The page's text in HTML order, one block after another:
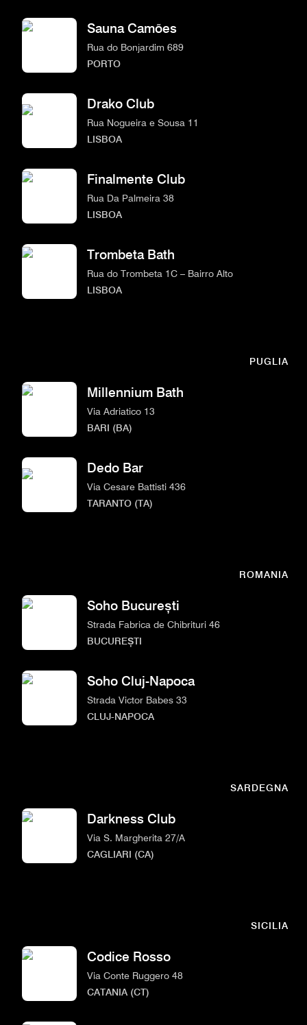
Sauna Camões
Rua do Bonjardim 689
PORTO
Drako Club
Rua Nogueira e Sousa 11
LISBOA
Finalmente Club
Rua Da Palmeira 38
LISBOA
Trombeta Bath
Rua do Trombeta 1C – Bairro Alto
LISBOA
PUGLIA
Millennium Bath
Via Adriatico 13
BARI (BA)
Dedo Bar
Via Cesare Battisti 436
TARANTO (TA)
ROMANIA
Soho București
Strada Fabrica de Chibrituri 46
BUCUREȘTI
Soho Cluj-Napoca
Strada Victor Babes 33
CLUJ-NAPOCA
SARDEGNA
Darkness Club
Via S. Margherita 27/A
CAGLIARI (CA)
SICILIA
Codice Rosso
Via Conte Ruggero 48
CATANIA (CT)